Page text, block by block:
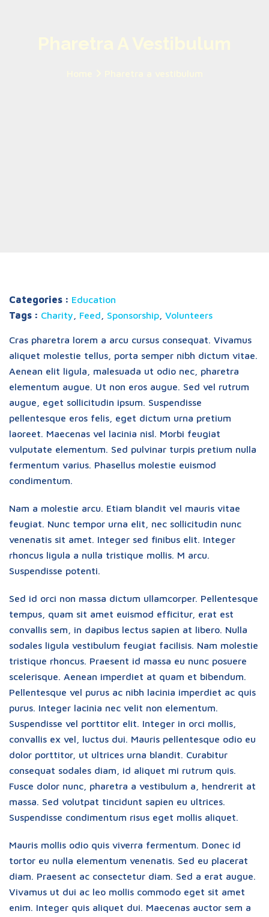
Categories : Education
Tags : Charity Feed Sponsorship Volunteers
Cras pharetra lorem a arcu cursus consequat. Vivamus
aliquet molestie tellus, porta semper nibh dictum vitae.
Aenean elit ligula, malesuada ut odio nec, pharetra
elementum augue. Ut non eros augue. Sed vel rutrum
augue, eget sollicitudin ipsum. Suspendisse
pellentesque eros felis, eget dictum urna pretium
laoreet. Maecenas vel lacinia nisl. Morbi feugiat
vulputate elementum. Sed pulvinar turpis pretium nulla
fermentum varius. Phasellus molestie euismod
condimentum.
Nam a molestie arcu. Etiam blandit vel mauris vitae
feugiat. Nunc tempor urna elit, nec sollicitudin nunc
venenatis sit amet. Integer sed finibus elit. Integer
rhoncus ligula a nulla tristique mollis. M arcu.
Suspendisse potenti.
Sed id orci non massa dictum ullamcorper. Pellentesque
tempus, quam sit amet euismod efficitur, erat est
convallis sem, in dapibus lectus sapien at libero. Nulla
sodales ligula vestibulum feugiat facilisis. Nam molestie
tristique rhoncus. Praesent id massa eu nunc posuere
scelerisque. Aenean imperdiet at quam et bibendum.
Pellentesque vel purus ac nibh lacinia imperdiet ac quis
purus. Integer lacinia nec velit non elementum.
Suspendisse vel porttitor elit. Integer in orci mollis,
convallis ex vel, luctus dui. Mauris pellentesque odio eu
dolor porttitor, ut ultrices urna blandit. Curabitur
consequat sodales diam, id aliquet mi rutrum quis.
Fusce dolor nunc, pharetra a vestibulum a, hendrerit at
massa. Sed volutpat tincidunt sapien eu ultrices.
Suspendisse condimentum risus eget mollis aliquet.
Mauris mollis odio quis viverra fermentum. Donec id
tortor eu nulla elementum venenatis. Sed eu placerat
diam. Praesent ac consectetur diam. Sed a erat augue.
Vivamus ut dui ac leo mollis commodo eget sit amet
enim. Integer quis aliquet dui. Maecenas auctor sem a